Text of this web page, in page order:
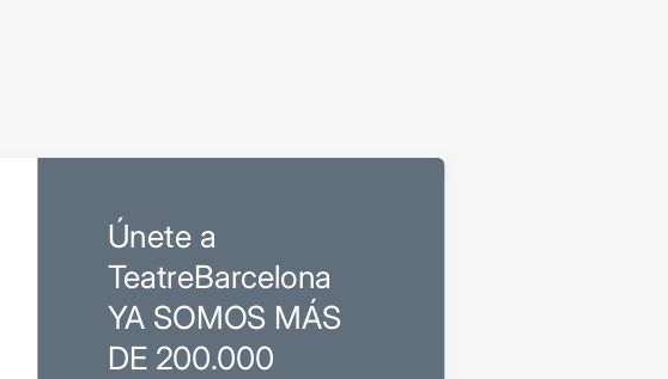
Únete a
TeatreBarcelona
YA SOMOS MÁS
DE 200.000